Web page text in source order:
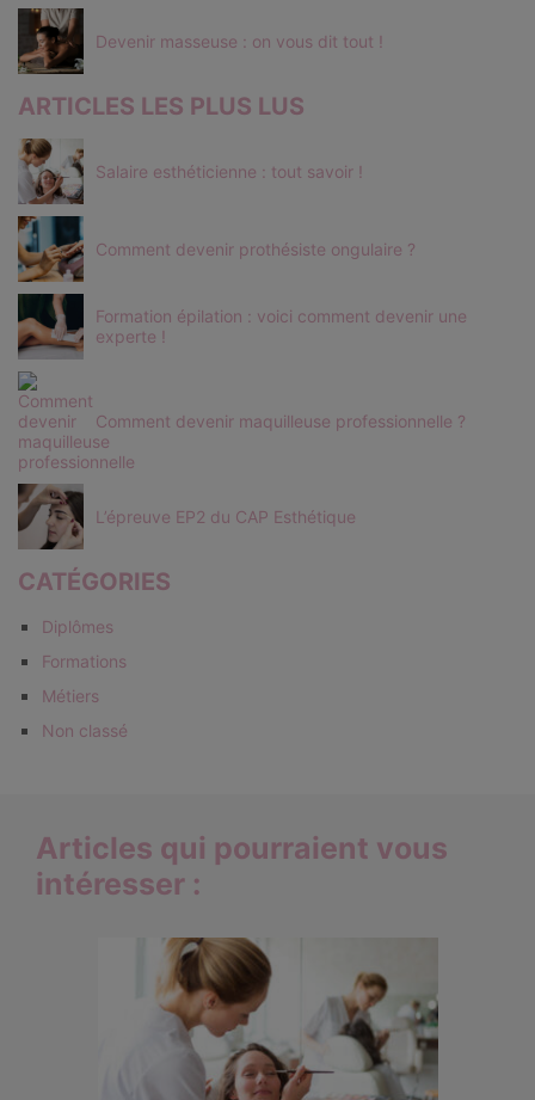
Devenir masseuse : on vous dit tout !
ARTICLES LES PLUS LUS
Salaire esthéticienne : tout savoir !
Comment devenir prothésiste ongulaire ?
Formation épilation : voici comment devenir une
experte !
Comment devenir maquilleuse professionnelle ?
L’épreuve EP2 du CAP Esthétique
CATÉGORIES
Diplômes
Formations
Métiers
Non classé
Articles qui pourraient vous
intéresser :